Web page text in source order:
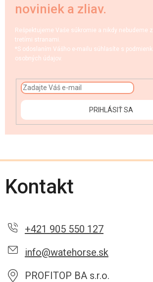
noviniek a zliav.
Rešpektujeme Vaše súkromie a nikdy nebudeme
tretími stranami.
*S odoslaním Vášho e-mailu súhlasíte s
osobných údajov.
PRIHLÁSIŤ SA
Kontakt
+421 905 550 127
info@watehorse.sk
PROFITOP BA s.r.o.